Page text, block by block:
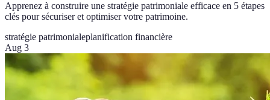
Apprenez à construire une stratégie patrimoniale efficace en 5 étapes
clés pour sécuriser et optimiser votre patrimoine.
stratégie patrimonialeplanification financière
Aug 3